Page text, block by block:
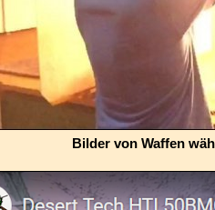
Bilder von Waffen